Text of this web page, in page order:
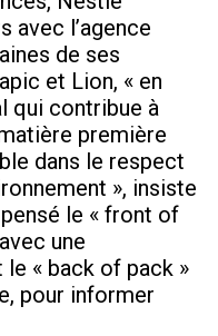
avec l’agence
de ses
et Lion, « en
qui contribue à
première
dans le respect
», insiste
le « front of
une
« back of pack »
pour informer